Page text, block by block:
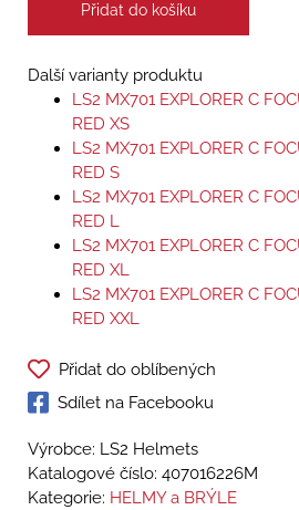
Přidat do košíku
Další varianty produktu
LS2 MX701 EXPLORER C
RED XS
LS2 MX701 EXPLORER C
RED S
LS2 MX701 EXPLORER C
RED L
LS2 MX701 EXPLORER C
RED XL
LS2 MX701 EXPLORER C
RED XXL
Přidat do oblíbených
Sdílet na Facebooku
Výrobce: LS2 Helmets
Katalogové číslo: 407016226M
Kategorie: HELMY a BRÝLE